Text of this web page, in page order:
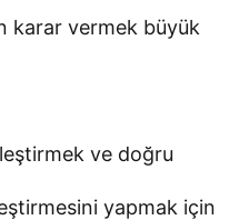
karar vermek büyük
ve doğru
yapmak için